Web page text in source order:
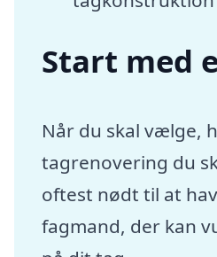
Start med
Når du skal vælge,
tagrenovering du
oftest nødt til at
fagmand, der kan